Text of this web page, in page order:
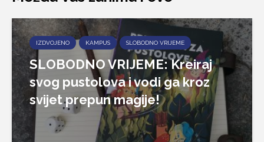
IZDVOJENO KAMPUS SLOBODNO VRIJEME
SLOBODNO VRIJEME: Kreiraj
svog pustolova i vodi ga kroz
svijet prepun magije!